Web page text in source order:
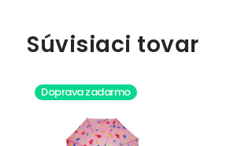
Súvisiaci tovar
Doprava zadarmo